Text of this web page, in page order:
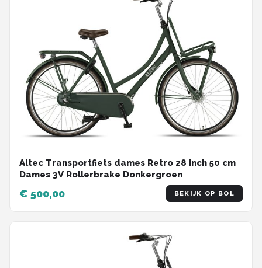
Altec Transportfiets dames Retro 28 Inch 50 cm
Dames 3V Rollerbrake Donkergroen
€ 500,00 BEKIJK OP BOL